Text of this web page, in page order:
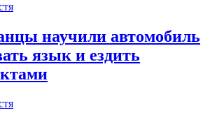
научили автомобиль
язык и ездить